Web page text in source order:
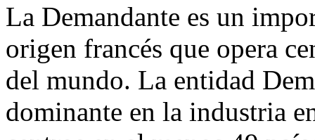
La Demandante es un
origen francés que opera
del mundo. La entidad
dominante en la industria